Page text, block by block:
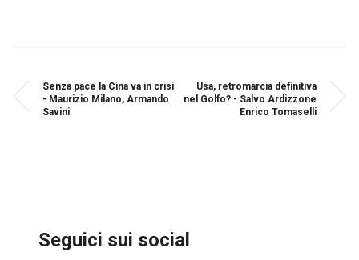
Senza pace la Cina va in crisi
- Maurizio Milano, Armando
Savini
Usa, retromarcia definitiva
nel Golfo? - Salvo Ardizzone
Enrico Tomaselli
Seguici sui social